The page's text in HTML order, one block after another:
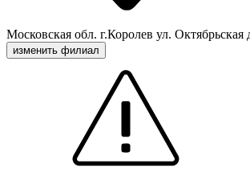
Московская обл. г.Королев ул. Октябрьская
изменить филиал